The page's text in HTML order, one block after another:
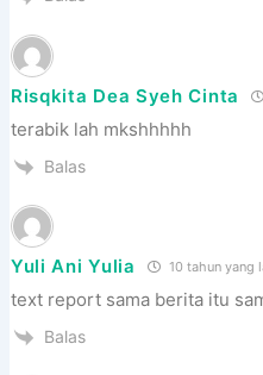
Risqkita Dea Syeh Cinta
terabik lah mkshhhhh
Balas
Yuli Ani Yulia 10 tahun yang
text report sama berita itu
Balas